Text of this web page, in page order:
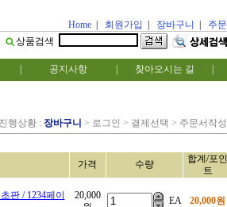
Home 회원가입 장바구니 주
상품검색
공지사항 찾아오시는 길
진행상황 : 장바구니 > 로그인 > 결제선택 > 주문서작
가격 수량
합계/포인
트
판 / 1234페이
20,000
EA 20,000원